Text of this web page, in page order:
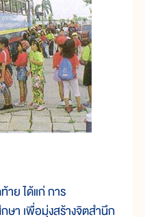
ได้แก่ การ
ษา เพื่อมุ่งสร้างจิตสำนึก